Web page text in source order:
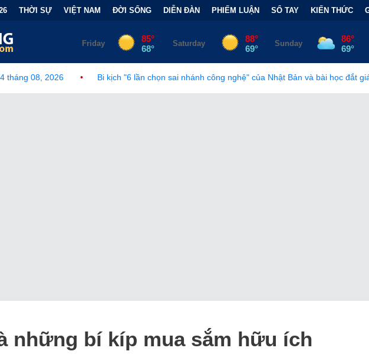
THỜI SỰ VIỆT NAM ĐỜI SỐNG DIỄN ĐÀN PHIẾM LUẬN SỔ TAY KIẾN THỨC
Bi kịch "6 lần chọn sai nhánh công nghệ" của Nhật Bản và bài học đắt giá • Bẫy Tài
những bí kíp mua sắm hữu ích